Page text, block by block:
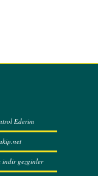
Ederim
indir gezginler